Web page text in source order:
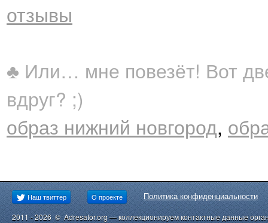
отзывы
♣ Или… мне повезёт! Вот
вдруг? ;)
образ нижний новгород,
Наш твиттер О проекте Политика конфиденциальности
2011 - 2026 © Adresator.org — коллекционируем контактные данные